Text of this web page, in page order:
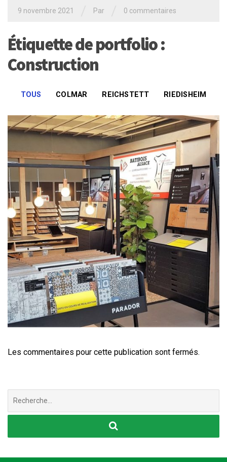
9 novembre 2021 Par 0 commentaires
Étiquette de portfolio :
Construction
TOUS COLMAR REICHSTETT RIEDISHEIM
Les commentaires pour cette publication sont fermés.